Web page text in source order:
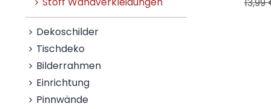
Dekoschilder
Tischdeko
Bilderrahmen
Einrichtung
Pinnwände